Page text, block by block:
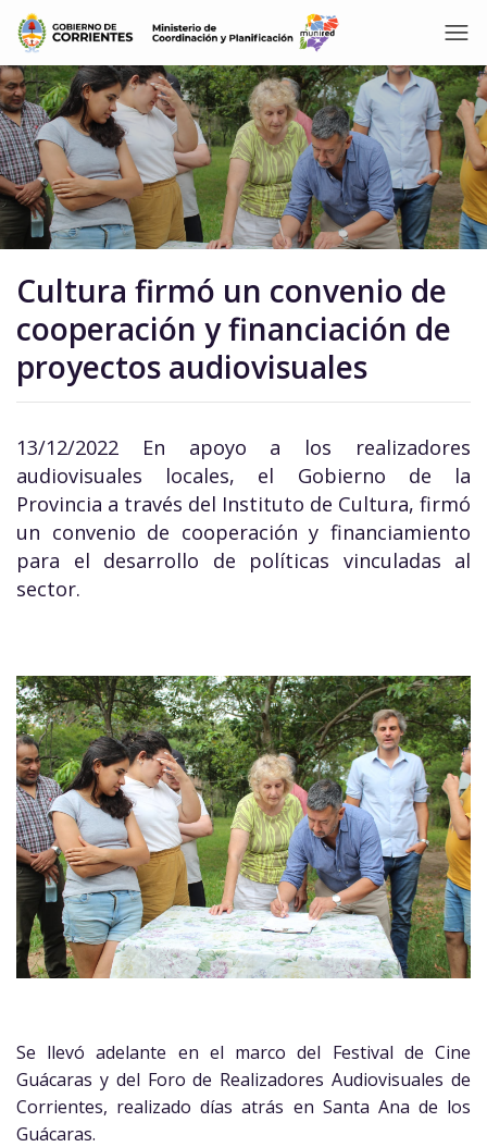
Cultura firmó un convenio de
cooperación y financiación de
proyectos audiovisuales
13/12/2022 En apoyo a los realizadores
audiovisuales locales, el Gobierno de la
Provincia a través del Instituto de Cultura, firmó
un convenio de cooperación y financiamiento
para el desarrollo de políticas vinculadas al
sector.
Se llevó adelante en el marco del Festival de Cine
Guácaras y del Foro de Realizadores Audiovisuales de
Corrientes, realizado días atrás en Santa Ana de los
Guácaras.